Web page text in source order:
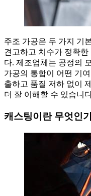
주조 가공은 두 가지 기
견고하고 치수가 정확한
다. 제조업체는 공정의
가공의 통합이 어떤 기
출하고 품질 저하 없이
더 잘 이해할 수 있습니
캐스팅이란 무엇인